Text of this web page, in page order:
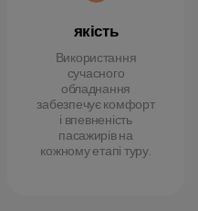
якість
Використання
сучасного
обладнання
забезпечує комфорт
і впевненість
пасажирів на
кожному етапі туру.